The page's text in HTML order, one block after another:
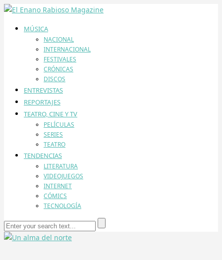
MÚSICA
NACIONAL
INTERNACIONAL
FESTIVALES
CRÓNICAS
DISCOS
ENTREVISTAS
REPORTAJES
TEATRO, CINE Y TV
PELÍCULAS
SERIES
TEATRO
TENDENCIAS
LITERATURA
VIDEOJUEGOS
INTERNET
CÓMICS
TECNOLOGÍA